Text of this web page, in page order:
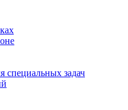
специальных задач